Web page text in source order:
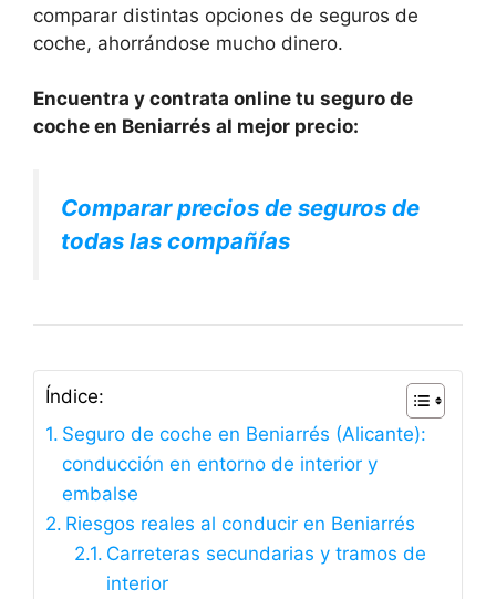
comparar distintas opciones de seguros de
coche, ahorrándose mucho dinero.
Encuentra y contrata online tu seguro de
coche en Beniarrés al mejor precio:
Comparar precios de seguros de
todas las compañías
Índice:
Seguro de coche en Beniarrés (Alicante):
conducción en entorno de interior y
embalse
Riesgos reales al conducir en Beniarrés
Carreteras secundarias y tramos de
interior